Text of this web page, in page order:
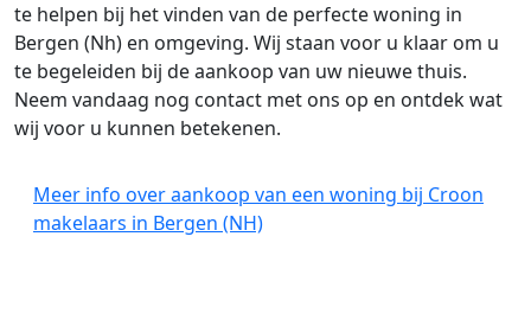
te helpen bij het vinden van de perfecte woning in
Bergen (Nh) en omgeving. Wij staan voor u klaar om u
te begeleiden bij de aankoop van uw nieuwe thuis.
Neem vandaag nog contact met ons op en ontdek wat
wij voor u kunnen betekenen.
Meer info over aankoop van een woning bij Croon
makelaars in Bergen (NH)